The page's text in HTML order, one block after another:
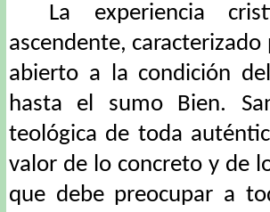
La experiencia
ascendente,
abierto a la condición
hasta el sumo Bien.
teológica de toda
valor de lo concreto y de
que debe preocupar a